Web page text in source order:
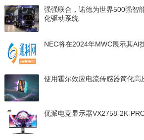
强强联合，诺德为世界500强智
化驱动系统
NEC将在2024年MWC展示其AI
使用霍尔效应电流传感器简化高
优派电竞显示器VX2758-2K-